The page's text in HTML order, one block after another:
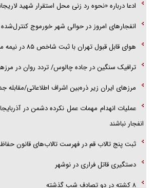
ادعا درباره «نحوه رد زنی محل استقرار شهید
انفجار‌های امروز در حوالی شهر خورموج
هوای قابل قبول تهران با ثبت شاخص ۸۵ در نیمه مرداد
ترافیک سنگین در جاده چالوس/ تردد روان در
مرز‌های ایران زیر ذره‌بین اشراف اطلاعاتی/مقابله
عملیات انهدام مهمات عمل نکرده دشمن در
انفجار نباشند
ثبت پنج تالاب قم در فهرست تالاب‌های قانون
دستگیری قاتل فراری در نوشهر
۸ کشته در دو تصادف شب گذشته